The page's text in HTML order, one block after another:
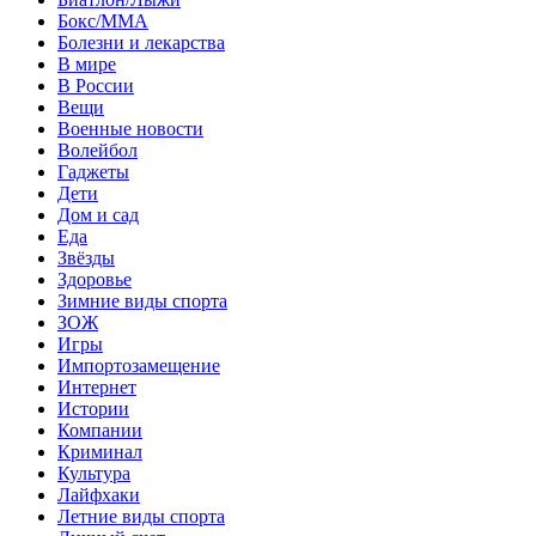
Бокс/MMA
Болезни и лекарства
В мире
В России
Вещи
Военные новости
Волейбол
Гаджеты
Дети
Дом и сад
Еда
Звёзды
Здоровье
Зимние виды спорта
ЗОЖ
Игры
Импортозамещение
Интернет
Истории
Компании
Криминал
Культура
Лайфхаки
Летние виды спорта